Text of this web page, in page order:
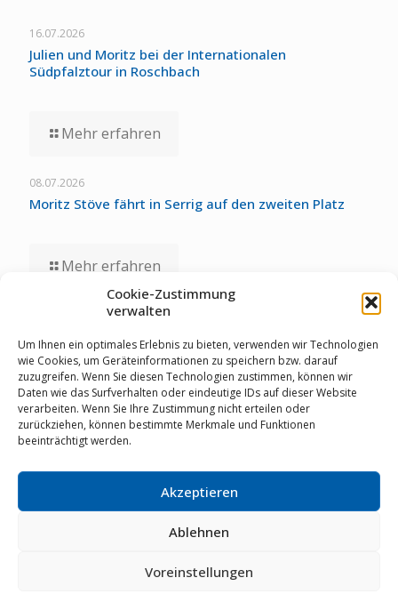
Cookie-Zustimmung
verwalten
Um Ihnen ein optimales Erlebnis zu bieten, verwenden wir Technologien
wie Cookies, um Geräteinformationen zu speichern bzw. darauf
zuzugreifen. Wenn Sie diesen Technologien zustimmen, können wir
Daten wie das Surfverhalten oder eindeutige IDs auf dieser Website
verarbeiten. Wenn Sie Ihre Zustimmung nicht erteilen oder
zurückziehen, können bestimmte Merkmale und Funktionen
beeinträchtigt werden.
Akzeptieren
Ablehnen
Voreinstellungen
16.07.2026
Julien und Moritz bei der Internationalen
Südpfalztour in Roschbach
Mehr erfahren
08.07.2026
Moritz Stöve fährt in Serrig auf den zweiten Platz
Mehr erfahren
Staubwolke-U17 zollt unglücklichen Umständen bei
Deutschen Meisterschaften Tribut
Mehr erfahren
© RSV Staubwolke Refrath 1952 e.V. |
Cookie Richtlinie|Impressum|Mitglieder-Login|
02204
info@staubwolke-refrath.de